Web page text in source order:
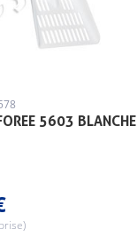
5603 BLANCHE